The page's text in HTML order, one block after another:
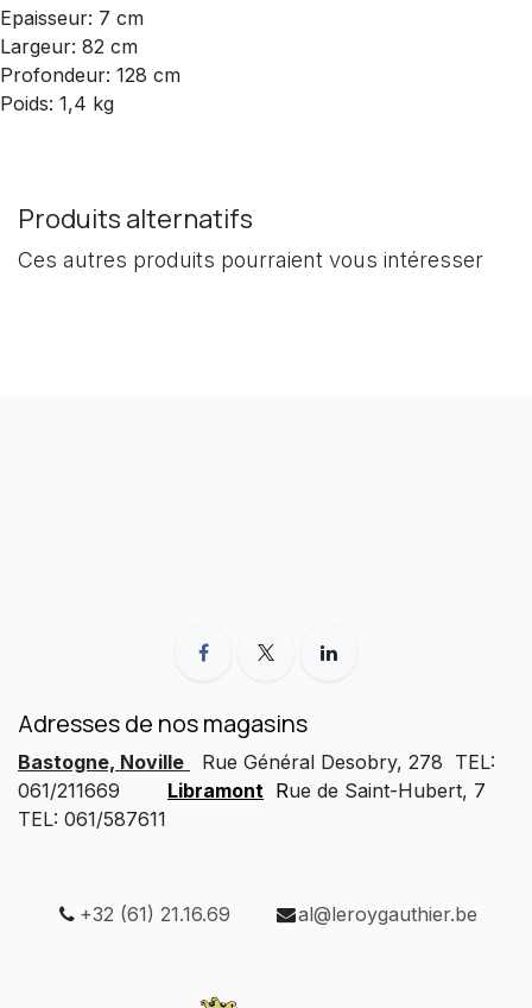
Epaisseur: 7 cm
Largeur: 82 cm
Profondeur: 128 cm
Poids: 1,4 kg
Produits alternatifs
Ces autres produits pourraient vous intéresser
Adresses de nos magasins
Bastogne, Noville
Rue Général Desobry, 278 TEL:
061/211669
Libramont Rue de Saint-Hubert, 7
TEL: 061/587611
+32 (61) 21.16.69 al@leroygauthier.be